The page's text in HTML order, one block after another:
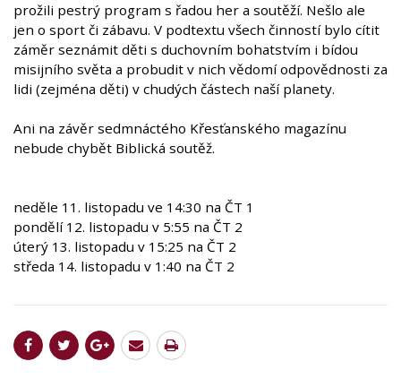
prožili pestrý program s řadou her a soutěží. Nešlo ale
jen o sport či zábavu. V podtextu všech činností bylo cítit
záměr seznámit děti s duchovním bohatstvím i bídou
misijního světa a probudit v nich vědomí odpovědnosti za
lidi (zejména děti) v chudých částech naší planety.
Ani na závěr sedmnáctého Křesťanského magazínu
nebude chybět Biblická soutěž.
neděle 11. listopadu ve 14:30 na ČT 1
pondělí 12. listopadu v 5:55 na ČT 2
úterý 13. listopadu v 15:25 na ČT 2
středa 14. listopadu v 1:40 na ČT 2